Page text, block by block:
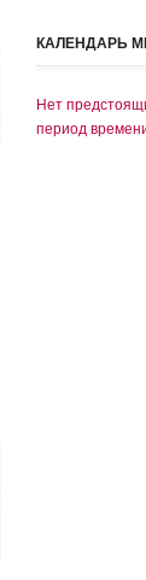
КАЛЕНДАРЬ
Нет
период